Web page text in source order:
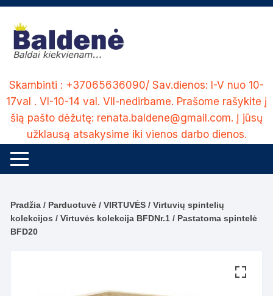
Skip
content
Skambinti : +37065636090/ Sav.dienos: I-V nuo 10-
17val . VI-10-14 val. VII-nedirbame. Prašome rašykite į
šią pašto dėžutę: renata.baldene@gmail.com. Į jūsų
užklausą atsakysime iki vienos darbo dienos.
Pradžia / Parduotuvė /VIRTUVĖS /Virtuvių spintelių
kolekcijos /Virtuvės kolekcija BFDNr.1 / Pastatoma spintelė
BFD20